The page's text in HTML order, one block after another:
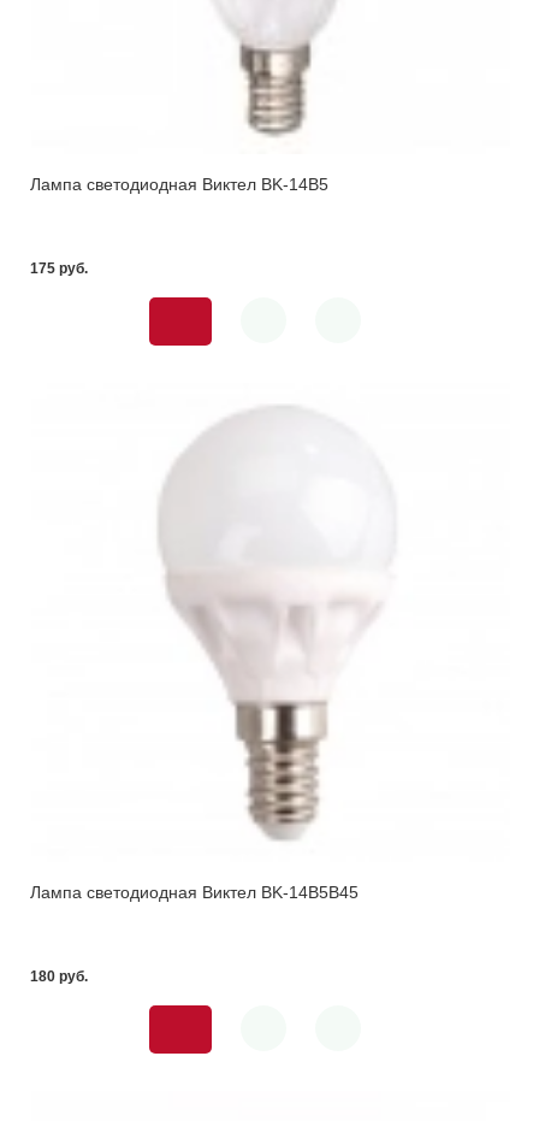
Лампа светодиодная Виктел BK-14B5
175 pуб.
Лампа светодиодная Виктел BK-14B5B45
180 pуб.